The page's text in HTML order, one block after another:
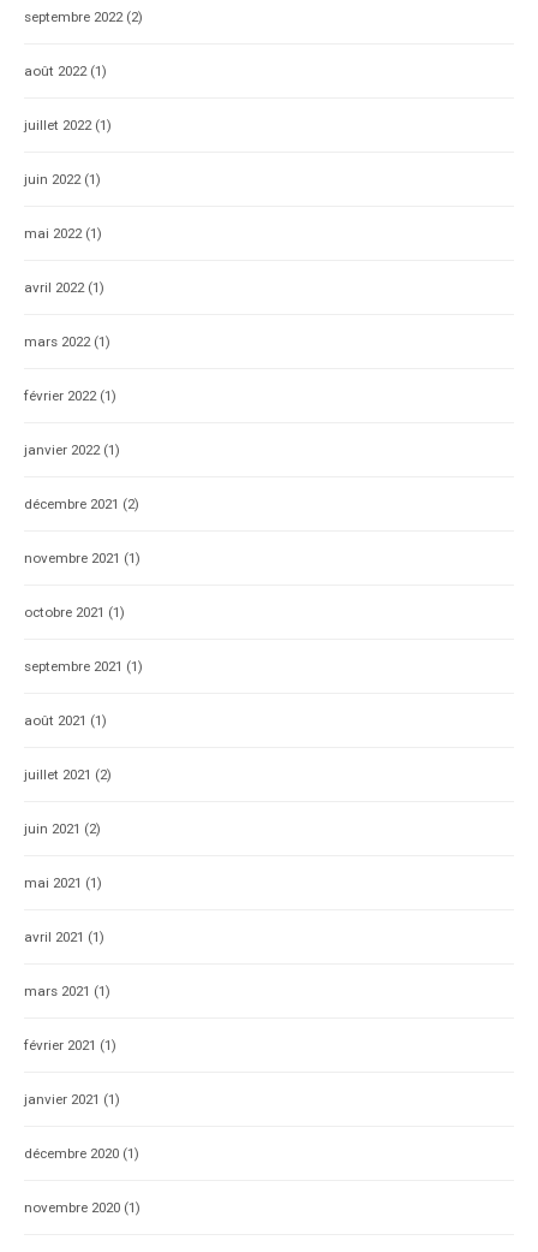
septembre 2022(2)
août 2022(1)
juillet 2022(1)
juin 2022(1)
mai 2022(1)
avril 2022(1)
mars 2022(1)
février 2022(1)
janvier 2022(1)
décembre 2021 (2)
novembre 2021 (1)
octobre 2021 (1)
septembre 2021 (1)
août 2021 (1)
juillet 2021 (2)
juin 2021 (2)
mai 2021 (1)
avril 2021 (1)
mars 2021 (1)
février 2021 (1)
janvier 2021 (1)
décembre 2020 (1)
novembre 2020 (1)